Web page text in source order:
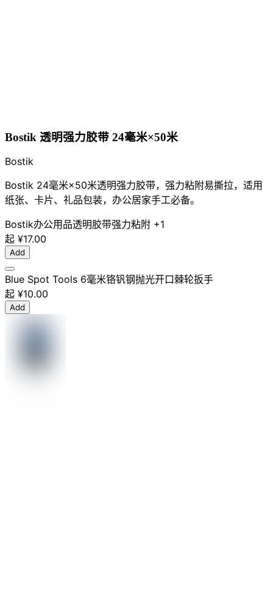
Bostik 透明强力胶带 24毫米×50米
Bostik
Bostik 24毫米×50米透明强力胶带，强力粘附易撕拉，适用
纸张、卡片、礼品包装，办公居家手工必备。
Bostik办公用品透明胶带强力粘附 +1
起 ¥17.00
Add
Blue Spot Tools 6毫米铬钒钢抛光开口棘轮扳手
起 ¥10.00
Add